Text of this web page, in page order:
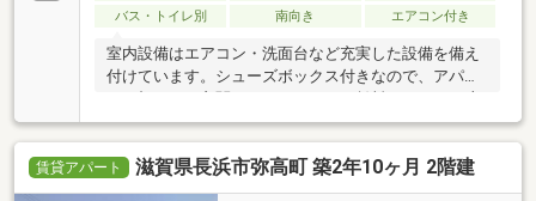
バス・トイレ別
南向き エアコン付き
室内設備はエアコン・洗面台など充実した設備を備え
付けています。シューズボックス付きなので、アパー
屋です。多くの方にご好評をいただいている、清潔感
のある賃貸物件です。空き部屋であれば、案内や入居
で待たされることもありません。二人でも暮らせます
ので新婚さんにもオススメできます。ダイニングキッ
賃貸アパート 滋賀県長浜市弥高町 築2年10ヶ月 2階建